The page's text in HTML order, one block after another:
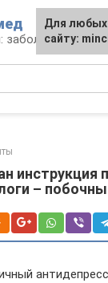
заболевания и
инструкция
–
Для любых
сайту: